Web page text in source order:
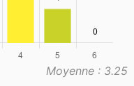
Moyenne : 3.25